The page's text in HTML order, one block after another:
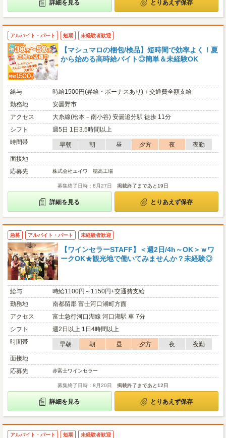
詳細を見る とりあえず保存
アルバイト・パート 短期 未経験者歓迎
【マシュマロの梱包/検品】短時間で効率よく！夏
から始める高時給バイト◎簡単＆未経験OK
給与
時給1500円(昇給・ボーナスあり)＋交通費全額支給
勤務地
安曇野市
アクセス
大糸線(松本－南小谷) 安曇追分駅 徒歩 11分
シフト
週5日 1日3.5時間以上
時間帯
早朝 朝 昼 夕方 夜
夜勤
面接地
応募先
株式会社エイワ 穂高工場
募集終了日時：8月27日 掲載終了まであと19日
詳細を見る とりあえず保存
急募 アルバイト・パート 未経験者歓迎
【ワインセラーSTAFF】＜週2日/4h～OK＞ｗワ
ークOK★観光地で働いてみませんか？未経験◎
給与
時給1100円～1150円+交通費支給
勤務地
南都留郡 富士河口湖町方面
アクセス
富士急行河口湖線 河口湖駅 車 7分
シフト
週2日以上 1日4時間以上
時間帯
早朝 朝 昼 夕方 夜
夜勤
面接地
応募先
赤富士ワインセラー
募集終了日時：8月20日 掲載終了まであと12日
詳細を見る とりあえず保存
アルバイト・パート 短期 未経験者歓迎